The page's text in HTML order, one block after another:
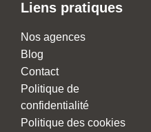
Liens pratiques
Nos agences
Blog
Contact
Politique de
confidentialité
Politique des cookies